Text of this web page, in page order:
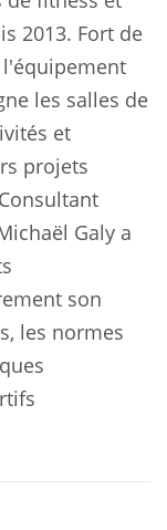
2013. Fort de
l'équipement
les salles de
et
projets
Galy a
son
les normes